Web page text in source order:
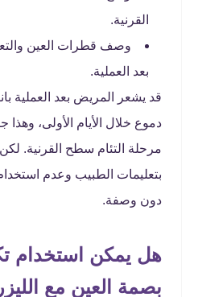
القرنية.
وصف قطرات العين
بعد العملية.
قد يشعر المريض بعد العملية
دموع خلال الأيام الأولى،
مرحلة التئام سطح القرنية.
بتعليمات الطبيب وعدم
دون وصفة.
هل يمكن استخدام
بصمة العين مع الليزر